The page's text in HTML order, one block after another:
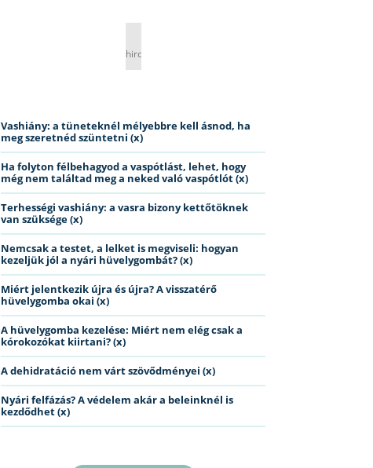
hirdetés
Vashiány: a tüneteknél mélyebbre kell ásnod, ha
meg szeretnéd szüntetni (x)
Ha folyton félbehagyod a vaspótlást, lehet, hogy
még nem találtad meg a neked való vaspótlót (x)
Terhességi vashiány: a vasra bizony kettőtöknek
van szüksége (x)
Nemcsak a testet, a lelket is megviseli: hogyan
kezeljük jól a nyári hüvelygombát? (x)
Miért jelentkezik újra és újra? A visszatérő
hüvelygomba okai (x)
A hüvelygomba kezelése: Miért nem elég csak a
kórokozókat kiirtani? (x)
A dehidratáció nem várt szövődményei (x)
Nyári felfázás? A védelem akár a beleinknél is
kezdődhet (x)